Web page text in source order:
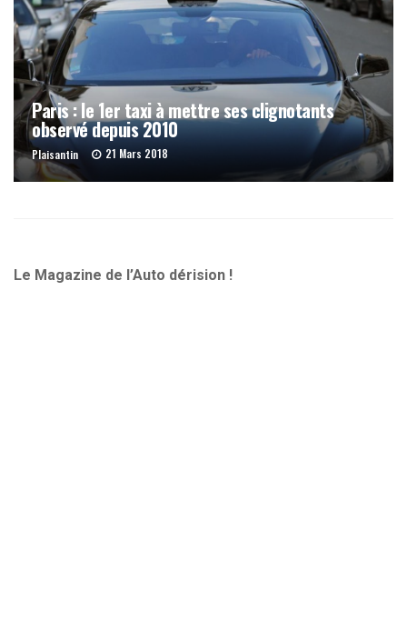
Paris : le 1er taxi à mettre ses clignotants
observé depuis 2010
Plaisantin 21 Mars 2018
Le Magazine de l’Auto dérision !